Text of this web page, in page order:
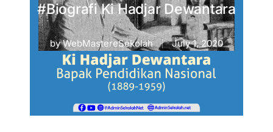
#Biografi Ki Hadjar Dewantara
byWebMastereSekolah July 1, 2020